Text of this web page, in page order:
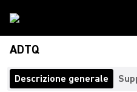
ADTQ
Descrizione generale